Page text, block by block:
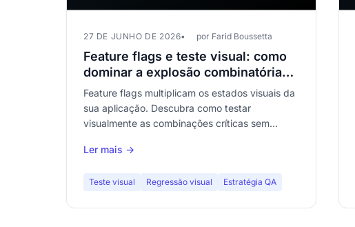
27 DE JUNHO DE 2026 por Farid Boussetta
Feature flags e teste visual: como
dominar a explosão combinatória
das suas interfaces
Feature flags multiplicam os estados visuais da
sua aplicação. Descubra como testar
visualmente as combinações críticas sem
Ler mais →
Teste visual Regressão visual Estratégia QA